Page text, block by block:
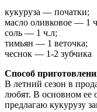
кукуруза — початки;
масло оливковое — 1
соль — 1 ч.л;
тимьян — 1 веточка;
чеснок — 1-2 зубчика
Способ
В летний сезон в
любят. В основном ее
предлагаю кукурузу